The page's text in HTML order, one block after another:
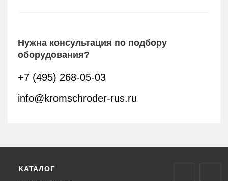
Нужна консультация по подбору
оборудования?
+7 (495) 268-05-03
info@kromschroder-rus.ru
КАТАЛОГ